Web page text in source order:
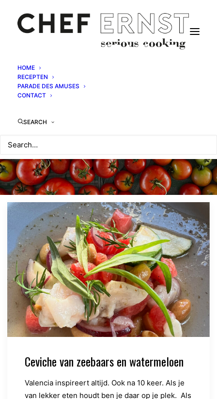
HOME
RECEPTEN
PARADE DES AMUSES
CONTACT
SEARCH
Ceviche van zeebaars en watermeloen
Valencia inspireert altijd. Ook na 10 keer. Als je
van lekker eten houdt ben je daar op je plek. Als